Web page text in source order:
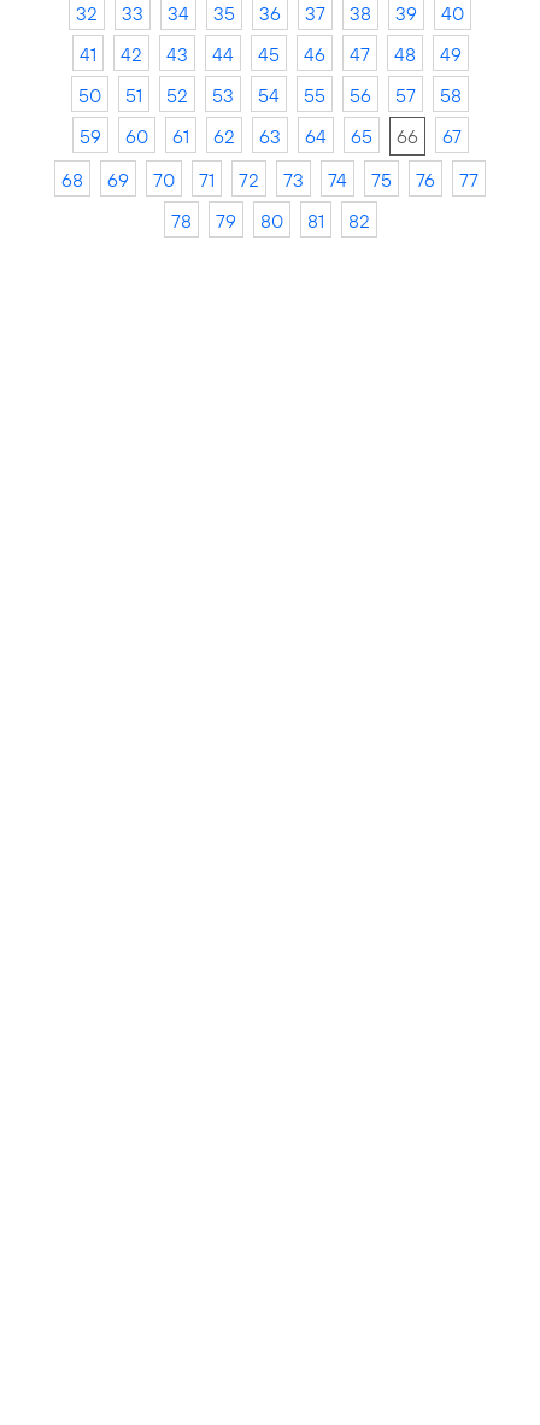
32
33 34 35 36 37 38 39
40
41
42 43 44 45 46 47 48
49
50
51 52 53 54 55 56 57
58
59
60 61 62 63 64 65 66
67
68
69 70 71 72 73 74 75 76
77
78
79 80 81 82